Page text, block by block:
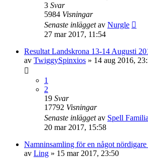
3 Svar
5984 Visningar
Senaste inläggetav Nurgle
27 mar 2017, 11:54
Resultat Landskrona 13-14 Augusti
av TwiggySpinxios » 14 aug 2016,
1
2
19 Svar
17792 Visningar
Senaste inläggetav Spell
20 mar 2017, 15:58
Namninsamling för en något
av Ling » 15 mar 2017, 23:50